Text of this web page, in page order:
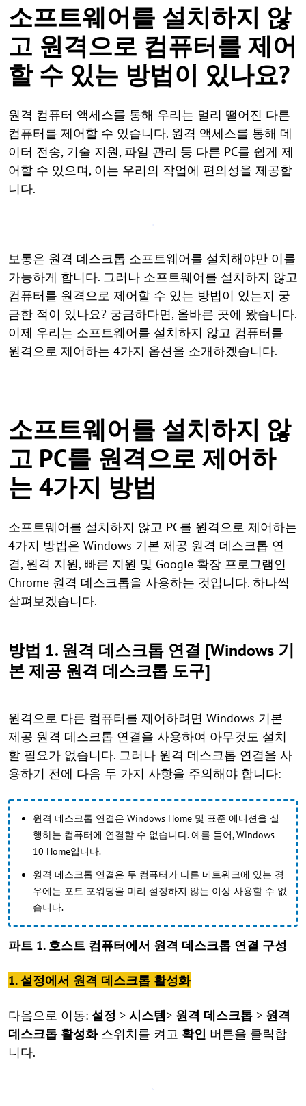
소프트웨어를 설치하지 않
고 원격으로 컴퓨터를 제어
할 수 있는 방법이 있나요?
원격 컴퓨터 액세스를 통해 우리는 멀리 떨어진 다른
컴퓨터를 제어할 수 있습니다. 원격 액세스를 통해 데
이터 전송, 기술 지원, 파일 관리 등 다른 PC를 쉽게 제
어할 수 있으며, 이는 우리의 작업에 편의성을 제공합
니다.
보통은 원격 데스크톱 소프트웨어를 설치해야만 이를
가능하게 합니다. 그러나 소프트웨어를 설치하지 않고
컴퓨터를 원격으로 제어할 수 있는 방법이 있는지 궁
금한 적이 있나요? 궁금하다면, 올바른 곳에 왔습니다.
이제 우리는 소프트웨어를 설치하지 않고 컴퓨터를
원격으로 제어하는 4가지 옵션을 소개하겠습니다.
소프트웨어를 설치하지 않
고 PC를 원격으로 제어하
는 4가지 방법
소프트웨어를 설치하지 않고 PC를 원격으로 제어하는
4가지 방법은 Windows 기본 제공 원격 데스크톱 연
결, 원격 지원, 빠른 지원 및 Google 확장 프로그램인
Chrome 원격 데스크톱을 사용하는 것입니다. 하나씩
살펴보겠습니다.
방법 1. 원격 데스크톱 연결 [Windows 기
본 제공 원격 데스크톱 도구]
원격으로 다른 컴퓨터를 제어하려면 Windows 기본
제공 원격 데스크톱 연결을 사용하여 아무것도 설치
할 필요가 없습니다. 그러나 원격 데스크톱 연결을 사
용하기 전에 다음 두 가지 사항을 주의해야 합니다:
원격 데스크톱 연결은 Windows Home 및 표준 에디션을 실
행하는 컴퓨터에 연결할 수 없습니다. 예를 들어, Windows
10 Home입니다.
원격 데스크톱 연결은 두 컴퓨터가 다른 네트워크에 있는 경
우에는 포트 포워딩을 미리 설정하지 않는 이상 사용할 수 없
습니다.
파트 1. 호스트 컴퓨터에서 원격 데스크톱 연결 구성
1. 설정에서 원격 데스크톱 활성화
다음으로 이동: 설정 > 시스템> 원격 데스크톱 > 원격
데스크톱 활성화스위치를 켜고 확인 버튼을 클릭합
니다.